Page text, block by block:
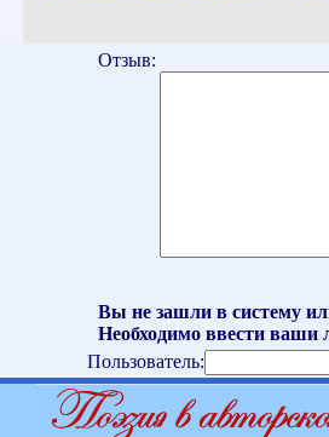
Отзыв:
Вы не зашли в систему
Необходимо ввести ваши
Пользователь: